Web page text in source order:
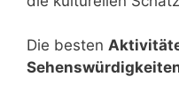
Die besten